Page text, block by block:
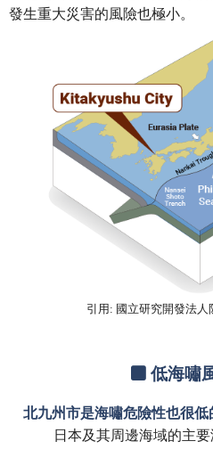
發生重大災害的風險也極小。
引用: 國立研究開發法
低海嘯
北九州市是海嘯危險性也很低
日本及其周邊海域的主要